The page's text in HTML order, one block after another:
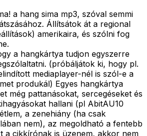
a hang sima mp3, szóval semmi
Állítsátok át a regional
amerikaira, és szólni fog
a hangkártya tudjon egyszerre
(próbáljátok ki, hogy pl.
mediaplayer-nél is szól-e a
produkál) Egyes hangkártya
még pattanásokat, sercegéseket és
hallani (pl AbitAU10
a zenehiány (ha csak
nem), az megoldható a fentebb
a cikkírónak is üzenem, akkor nem